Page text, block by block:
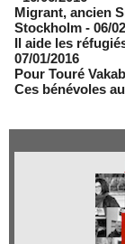
Migrant, ancien
Stockholm - 06/
Il aide les
07/01/2016
Pour Touré
Ces bénévoles